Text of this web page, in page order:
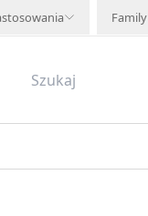
Family